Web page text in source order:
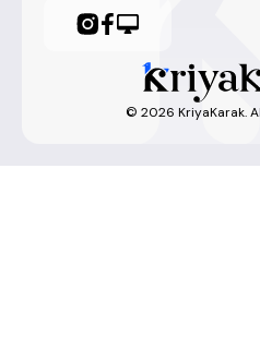
© 2026 KriyaKarak.